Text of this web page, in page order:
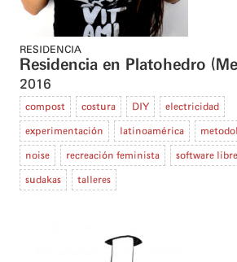
RESIDENCIA
Residencia en Platohedro
2016
compost costura DIY electricidad
experimentación latinoamérica
noise recreación feminista software libre
sudakas talleres